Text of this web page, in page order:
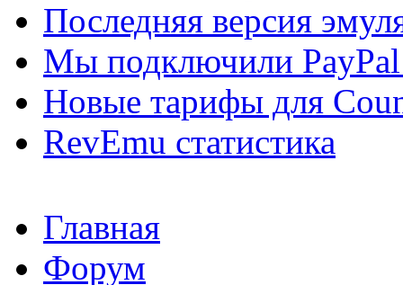
Последняя версия
Мы подключили PayPal
Новые тарифы для
RevEmu статистика
Главная
Форум